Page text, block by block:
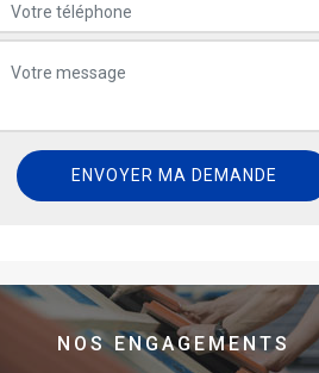
NOS ENGAGEMENTS